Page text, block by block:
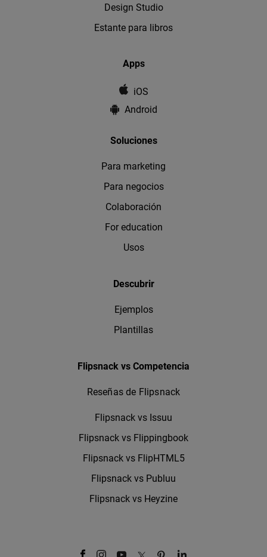
Design Studio
Estante para libros
Apps
iOS
Android
Soluciones
Para marketing
Para negocios
Colaboración
For education
Usos
Descubrir
Ejemplos
Plantillas
Flipsnack vs Competencia
Reseñas de Flipsnack
Flipsnack vs Issuu
Flipsnack vs Flippingbook
Flipsnack vs FlipHTML5
Flipsnack vs Publuu
Flipsnack vs Heyzine